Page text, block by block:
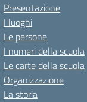
Presentazione
I luoghi
Le persone
I numeri della scuola
Le carte della scuola
Organizzazione
La storia